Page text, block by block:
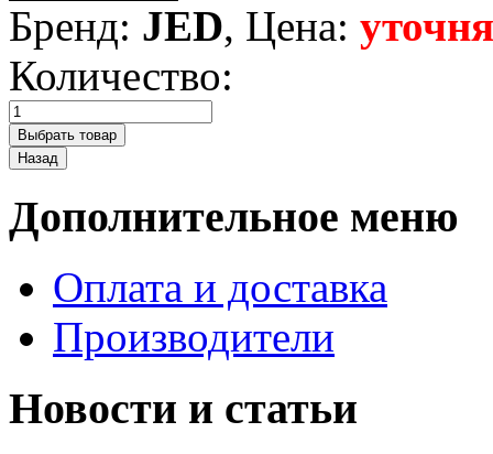
Бренд: JED, Цена:
Количество:
Дополнительное меню
Оплата и доставка
Производители
Новости и статьи